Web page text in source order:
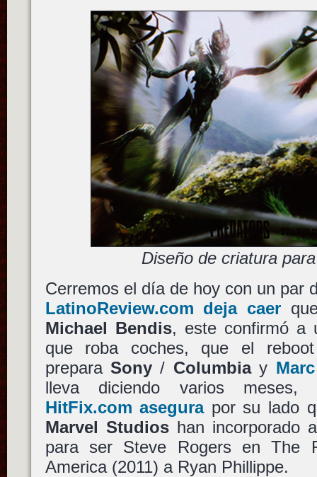
Diseño de criatura
Cerremos el día de hoy con un par
LatinoReview.com deja caer
Michael Bendis, este confirmó a
que roba coches, que el
prepara Sony/ Columbiay
lleva diciendo varios meses,
HitFix.com asegurapor su lado
Marvel Studioshan incorporado
para ser Steve Rogers en The
America (2011) a Ryan Phillippe.